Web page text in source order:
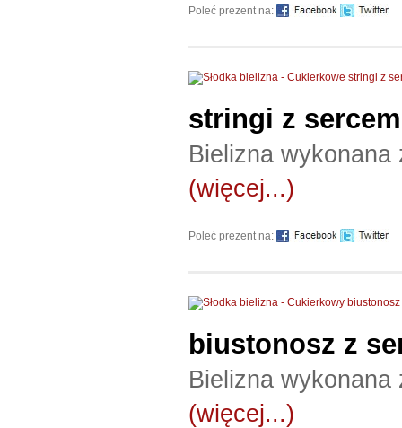
Poleć prezent na:
stringi z sercem
Bielizna wykonana
(więcej...)
Poleć prezent na:
biustonosz z
Bielizna wykonana
(więcej...)